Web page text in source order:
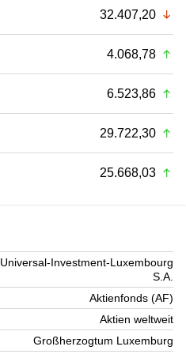
32.407,20
4.068,78
6.523,86
29.722,30
25.668,03
Universal-Investment-Luxembourg
S.A.
Aktienfonds (AF)
Aktien weltweit
Großherzogtum Luxemburg